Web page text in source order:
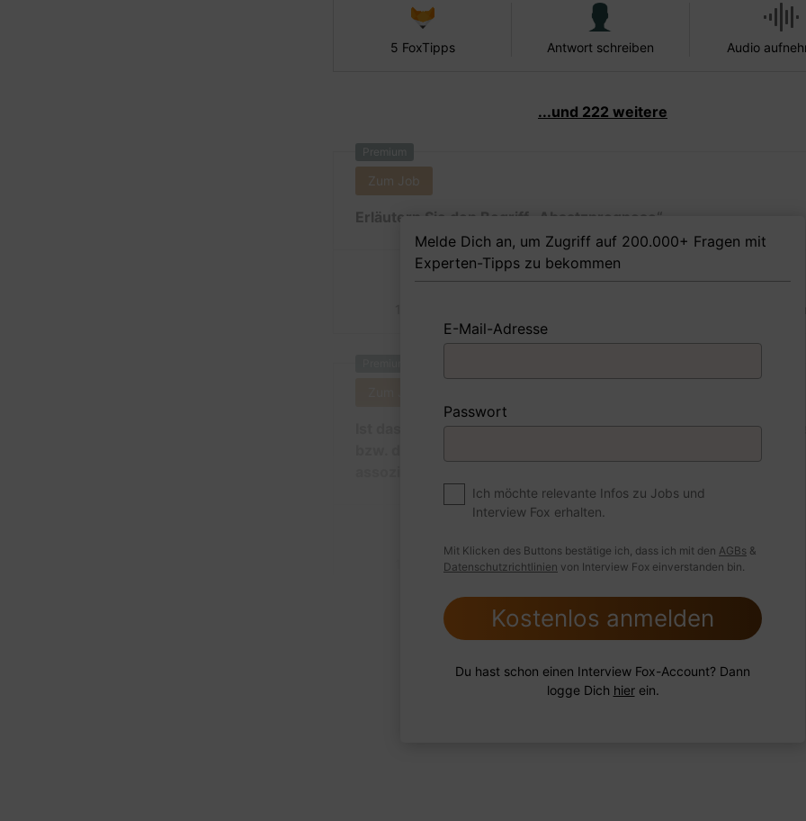
5 FoxTipps Antwort schreiben Audio
...und 222 weitere
Premium
Zum Job
Erläutern Sie den Begriff „Absatzprognose“.
Ist das Business Development immer mit neuen
1 Beispiel Antwort schreiben Audio
Melde Dich an, um Zugriff auf 200.000+ Fragen mit
Experten-Tipps zu bekommen
E-Mail-Adresse
Passwort
Ich möchte relevante Infos zu Jobs und
Interview Fox erhalten.
Mit Klicken des Buttons bestätige ich, dass ich mit den AGBs &
Datenschutzrichtlinien von Interview Fox einverstanden bin.
Kostenlos anmelden
Du hast schon einen Interview Fox-Account? Dann
logge Dich hierein.